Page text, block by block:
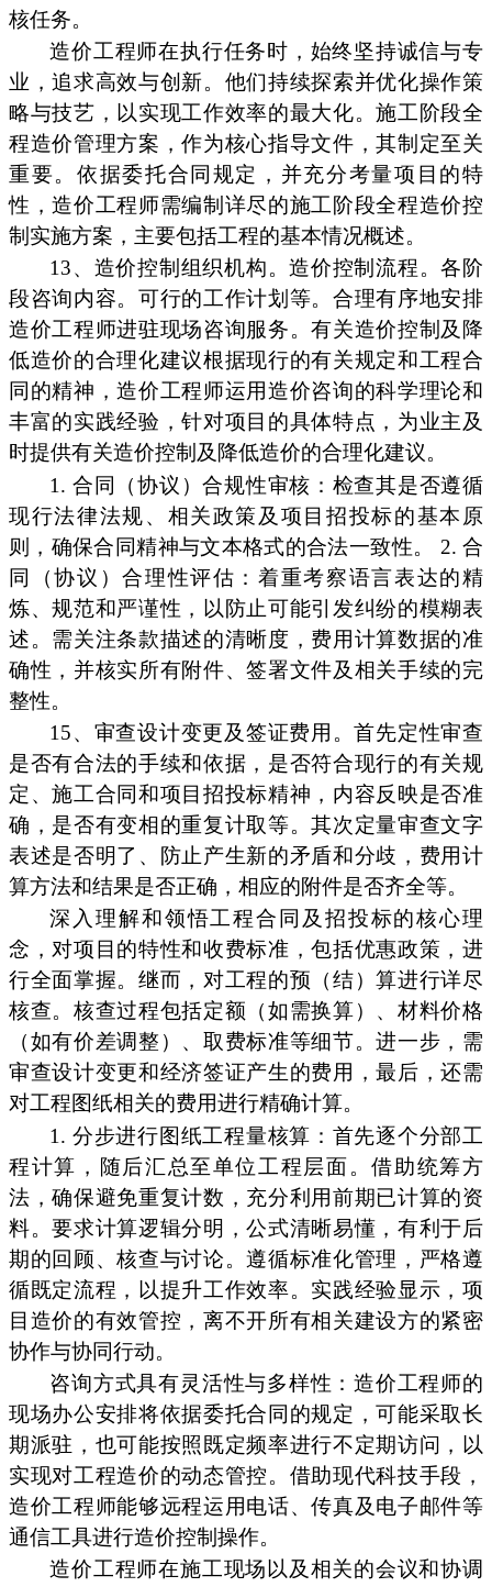
核任务。
造价工程师在执行任务时，始终坚持诚信与专
业，追求高效与创新。他们持续探索并优化操作策
略与技艺，以实现工作效率的最大化。施工阶段全
程造价管理方案，作为核心指导文件，其制定至关
重要。依据委托合同规定，并充分考量项目的特
性，造价工程师需编制详尽的施工阶段全程造价控
制实施方案，主要包括工程的基本情况概述。
13、造价控制组织机构。造价控制流程。各阶
段咨询内容。可行的工作计划等。合理有序地安排
造价工程师进驻现场咨询服务。有关造价控制及降
低造价的合理化建议根据现行的有关规定和工程合
同的精神，造价工程师运用造价咨询的科学理论和
丰富的实践经验，针对项目的具体特点，为业主及
时提供有关造价控制及降低造价的合理化建议。
1. 合同（协议）合规性审核：检查其是否遵循
现行法律法规、相关政策及项目招投标的基本原
则，确保合同精神与文本格式的合法一致性。 2. 合
同（协议）合理性评估：着重考察语言表达的精
炼、规范和严谨性，以防止可能引发纠纷的模糊表
述。需关注条款描述的清晰度，费用计算数据的准
确性，并核实所有附件、签署文件及相关手续的完
整性。
15、审查设计变更及签证费用。首先定性审查
是否有合法的手续和依据，是否符合现行的有关规
定、施工合同和项目招投标精神，内容反映是否准
确，是否有变相的重复计取等。其次定量审查文字
表述是否明了、防止产生新的矛盾和分歧，费用计
算方法和结果是否正确，相应的附件是否齐全等。
深入理解和领悟工程合同及招投标的核心理
念，对项目的特性和收费标准，包括优惠政策，进
行全面掌握。继而，对工程的预（结）算进行详尽
核查。核查过程包括定额（如需换算）、材料价格
（如有价差调整）、取费标准等细节。进一步，需
审查设计变更和经济签证产生的费用，最后，还需
对工程图纸相关的费用进行精确计算。
1. 分步进行图纸工程量核算：首先逐个分部工
程计算，随后汇总至单位工程层面。借助统筹方
法，确保避免重复计数，充分利用前期已计算的资
料。要求计算逻辑分明，公式清晰易懂，有利于后
期的回顾、核查与讨论。遵循标准化管理，严格遵
循既定流程，以提升工作效率。实践经验显示，项
目造价的有效管控，离不开所有相关建设方的紧密
协作与协同行动。
咨询方式具有灵活性与多样性：造价工程师的
现场办公安排将依据委托合同的规定，可能采取长
期派驻，也可能按照既定频率进行不定期访问，以
实现对工程造价的动态管控。借助现代科技手段，
造价工程师能够远程运用电话、传真及电子邮件等
通信工具进行造价控制操作。
造价工程师在施工现场以及相关的会议和协调